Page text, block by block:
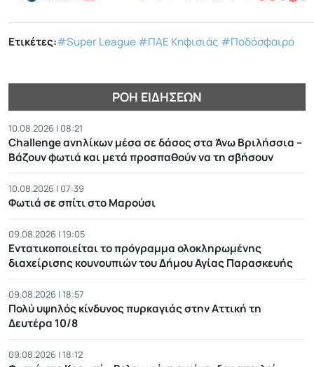
Ετικέτες:#Super League#ΠΑΕ Κηφισιάς #Ποδόσφαιρο
ΡΟΉ ΕΙΔΉΣΕΩΝ
10.08.2026 | 08:21
Challenge ανηλίκων μέσα σε δάσος στα Άνω Βριλήσσια –
Βάζουν φωτιά και μετά προσπαθούν να τη σβήσουν
10.08.2026 | 07:39
Φωτιά σε σπίτι στο Μαρούσι
09.08.2026 | 19:05
Εντατικοποιείται το πρόγραμμα ολοκληρωμένης
διαχείρισης κουνουπιών του Δήμου Αγίας Παρασκευής
09.08.2026 | 18:57
Πολύ υψηλός κίνδυνος πυρκαγιάς στην Αττική τη
Δευτέρα 10/8
09.08.2026 | 18:12